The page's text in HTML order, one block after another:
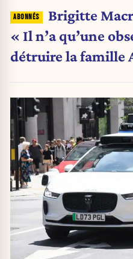
Brigitte
« Il n’a qu’une
détruire la famille